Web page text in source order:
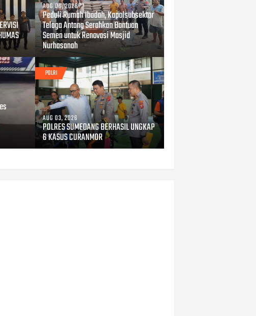
AUG 06, 2026
Peduli Rumah Ibadah, Kapolsubsektor
Telaga Antang Serahkan Bantuan
Semen untuk Renovasi Masjid
Nurhasanah
POLRI
AUG 03, 2026
POLRES SUMEDANG BERHASIL UNGKAP
6 KASUS CURANMOR